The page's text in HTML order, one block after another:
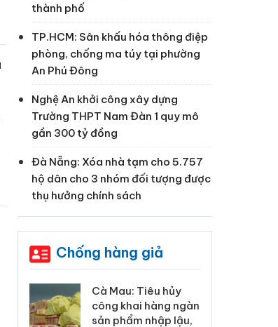
thành phố
TP.HCM: Sân khấu hóa thông điệp
phòng, chống ma túy tại phường
An Phú Đông
Nghệ An khởi công xây dựng
Trường THPT Nam Đàn 1 quy mô
gần 300 tỷ đồng
Đà Nẵng: Xóa nhà tạm cho 5.757
hộ dân cho 3 nhóm đối tượng được
thụ hưởng chính sách
Chống hàng giả
Khẩn trương xác
minh, xử lý sản phẩm
Slimaura Care x3 sử